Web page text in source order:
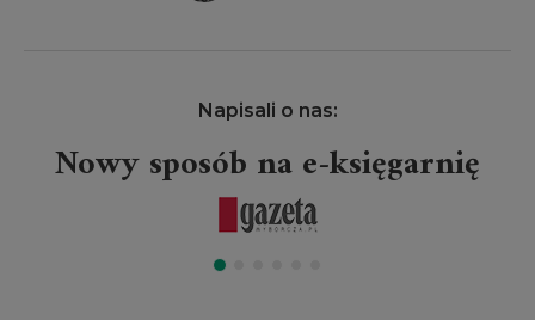
Napisali o nas:
Nowy sposób na e-księgarnię